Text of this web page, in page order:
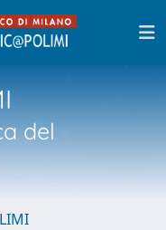
del